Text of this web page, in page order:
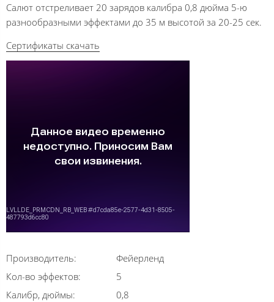
Салют отстреливает 20 зарядов калибра 0,8 дюйма 5-ю
разнообразными эффектами до 35 м высотой за 20-25 сек.
Сертификаты скачать
Производитель:
Фейерленд
Кол-во эффектов:
5
Калибр, дюймы:
0,8